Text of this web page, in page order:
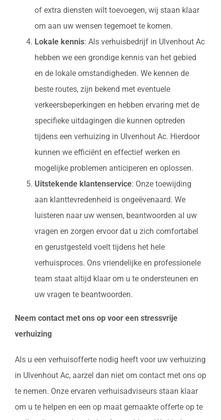
of extra diensten wilt toevoegen, wij staan klaar
om aan uw wensen tegemoet te komen.
Lokale kennis: Als verhuisbedrijf in Ulvenhout Ac
hebben we een grondige kennis van het gebied
en de lokale omstandigheden. We kennen de
beste routes, zijn bekend met eventuele
verkeersbeperkingen en hebben ervaring met de
specifieke uitdagingen die kunnen optreden
tijdens een verhuizing in Ulvenhout Ac. Hierdoor
kunnen we efficiënt en effectief werken en
mogelijke problemen anticiperen en oplossen.
Uitstekende klantenservice: Onze toewijding
aan klanttevredenheid is ongeëvenaard. We
luisteren naar uw wensen, beantwoorden al uw
vragen en zorgen ervoor dat u zich comfortabel
en gerustgesteld voelt tijdens het hele
verhuisproces. Ons vriendelijke en professionele
team staat altijd klaar om u te ondersteunen en
uw vragen te beantwoorden.
Neem contact met ons op voor een stressvrije
verhuizing
Als u een verhuisofferte nodig heeft voor uw verhuizing
in Ulvenhout Ac, aarzel dan niet om contact met ons op
te nemen. Onze ervaren verhuisadviseurs staan klaar
om u te helpen en een op maat gemaakte offerte op te